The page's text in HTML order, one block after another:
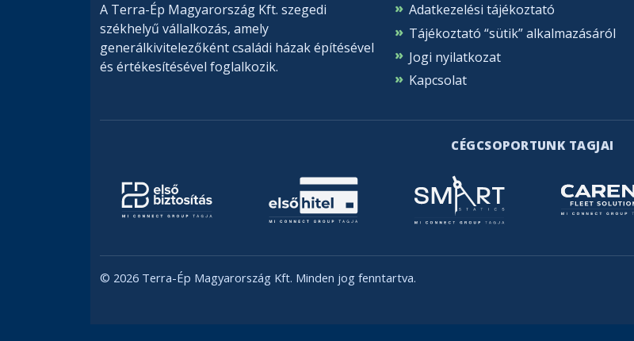
A Terra-Ép Magyarország Kft. szegedi
székhelyű vállalkozás, amely
generálkivitelezőként családi házak építésével
és értékesítésével foglalkozik.
Adatkezelési tájékoztató
Tájékoztató “sütik” alkalmazásáról
Jogi nyilatkozat
Kapcsolat
CÉGCSOPORTUNK TAGJAI
© 2026 Terra-Ép Magyarország Kft. Minden jog fenntartva.